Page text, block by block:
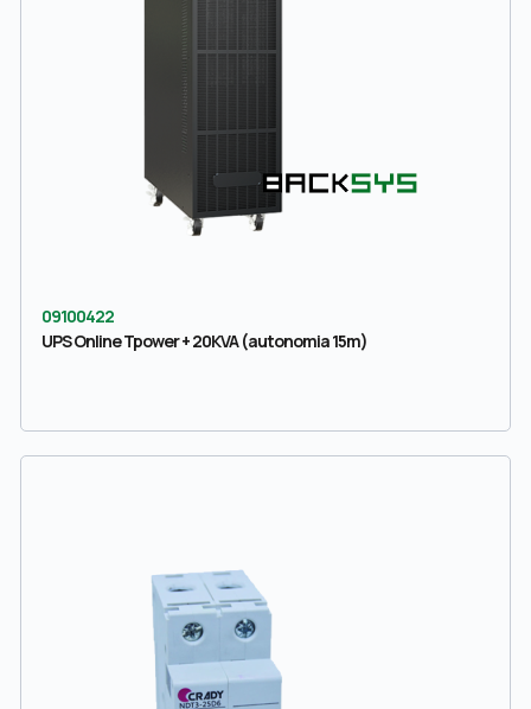
09100422
UPS Online Tpower + 20KVA (autonomia 15m)